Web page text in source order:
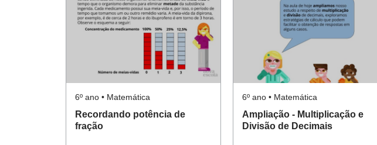
6º ano • Matemática
Recordando potência de
fração
6º ano • Matemática
Ampliação - Multiplicação e
Divisão de Decimais